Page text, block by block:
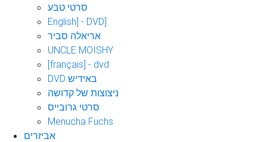
סרטי טבע
English] - DVD]
אריאלה סביר
UNCLE MOISHY
[français] - dvd
DVD באידיש
ניצוצות של קדושה
סרטי גרובייס
Menucha Fuchs
אביזרים